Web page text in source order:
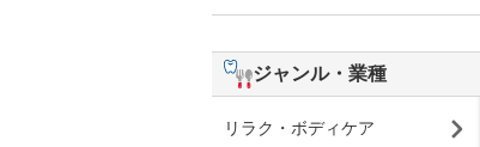
ジャンル・業種
リラク・ボディケア